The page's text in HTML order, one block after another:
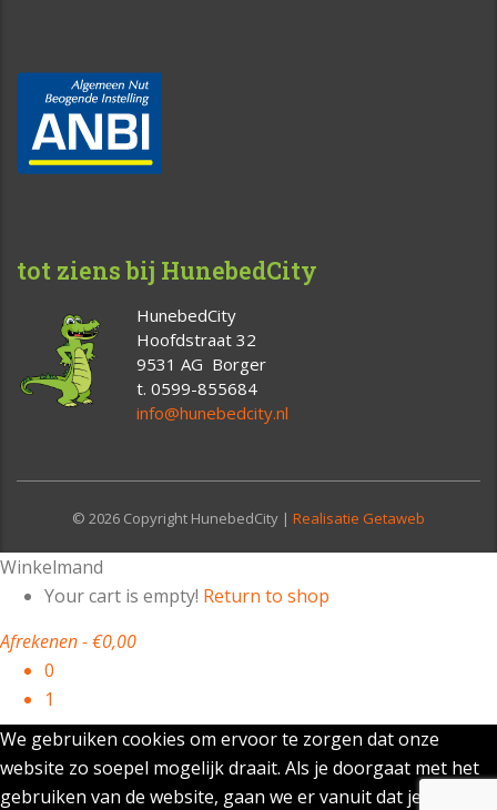
tot ziens bij HunebedCity
HunebedCity
Hoofdstraat 32
9531 AG Borger
t. 0599-855684
info@hunebedcity.nl
© 2026 Copyright HunebedCity | Realisatie Getaweb
Winkelmand
Your cart is empty! Return to shop
Afrekenen-€0,00
0
1
We gebruiken cookies om ervoor te zorgen dat onze
website zo soepel mogelijk draait. Als je doorgaat met het
gebruiken van de website, gaan we er vanuit dat je ermee